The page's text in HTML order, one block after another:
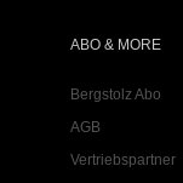
ABO & MORE
Bergstolz Abo
AGB
Vertriebspartner